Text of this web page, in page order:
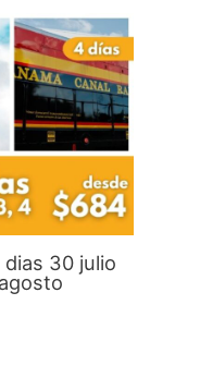
dias 30 julio